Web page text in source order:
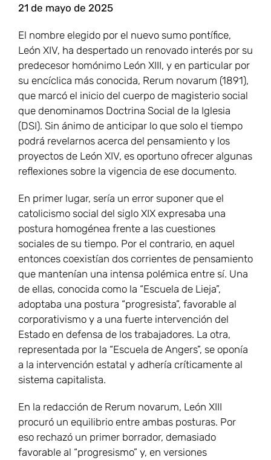
21 de mayo de 2025
El nombre elegido por el nuevo sumo pontífice,
León XIV, ha despertado un renovado interés por su
predecesor homónimo León XIII, y en particular por
su encíclica más conocida, Rerum novarum (1891),
que marcó el inicio del cuerpo de magisterio social
que denominamos Doctrina Social de la Iglesia
(DSI). Sin ánimo de anticipar lo que solo el tiempo
podrá revelarnos acerca del pensamiento y los
proyectos de León XIV, es oportuno ofrecer algunas
reflexiones sobre la vigencia de ese documento.
En primer lugar, sería un error suponer que el
catolicismo social del siglo XIX expresaba una
postura homogénea frente a las cuestiones
sociales de su tiempo. Por el contrario, en aquel
entonces coexistían dos corrientes de pensamiento
que mantenían una intensa polémica entre sí. Una
de ellas, conocida como la “Escuela de Lieja”,
adoptaba una postura “progresista”, favorable al
corporativismo y a una fuerte intervención del
Estado en defensa de los trabajadores. La otra,
representada por la “Escuela de Angers”, se oponía
a la intervención estatal y adhería críticamente al
sistema capitalista.
En la redacción de Rerum novarum, León XIII
procuró un equilibrio entre ambas posturas. Por
eso rechazó un primer borrador, demasiado
favorable al “progresismo” y, en versiones